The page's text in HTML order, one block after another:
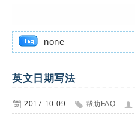
none
英文日期写法
2017-10-09 帮助FAQ